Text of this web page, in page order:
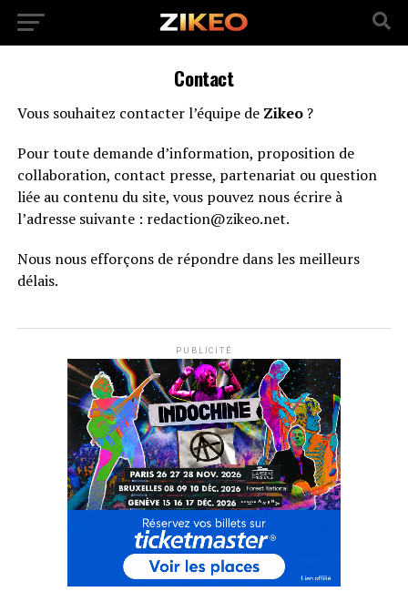
Contact
Vous souhaitez contacter l’équipe de Zikeo?
Pour toute demande d’information, proposition de
collaboration, contact presse, partenariat ou question
liée au contenu du site, vous pouvez nous écrire à
l’adresse suivante : redaction@zikeo.net.
Nous nous efforçons de répondre dans les meilleurs
délais.
PUBLICITÉ